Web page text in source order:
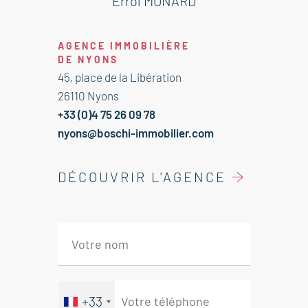
Cave voûtée 34 m²
--Rez de rue--
Atelier 25 m²
Magasin atelier 38 m²
Salon 29 m²
WC 5 m²
AGENCE IMMOBILIÈRE
DE NYONS
45, place de la Libération
26110 Nyons
+33 (0)4 75 26 09 78
nyons@boschi-immobilier.com
DÉCOUVRIR L'AGENCE
+33